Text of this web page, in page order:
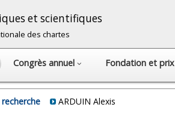
et scientifiques
des chartes
Congrès annuel Fondation et prix
ARDUIN Alexis